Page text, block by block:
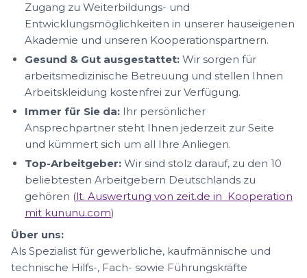
Zugang zu Weiterbildungs- und
Entwicklungsmöglichkeiten in unserer hauseigenen
Akademie und unseren Kooperationspartnern.
Gesund & Gut ausgestattet: Wir sorgen für
arbeitsmedizinische Betreuung und stellen Ihnen
Arbeitskleidung kostenfrei zur Verfügung.
Immer für Sie da: Ihr persönlicher
Ansprechpartner steht Ihnen jederzeit zur Seite
und kümmert sich um all Ihre Anliegen.
Top-Arbeitgeber: Wir sind stolz darauf, zu den 10
beliebtesten Arbeitgebern Deutschlands zu
gehören (lt. Auswertung von zeit.de in Kooperation
mit kununu.com)
Über uns:
Als Spezialist für gewerbliche, kaufmännische und
technische Hilfs-, Fach- sowie Führungskräfte